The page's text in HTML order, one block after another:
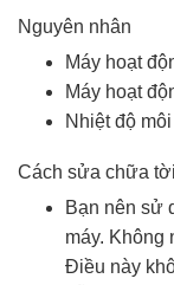
Nguyên nhân
Máy hoạt
Máy hoạt
Nhiệt độ
Cách sửa chữa
Bạn nên sử
máy. Không
Điều này